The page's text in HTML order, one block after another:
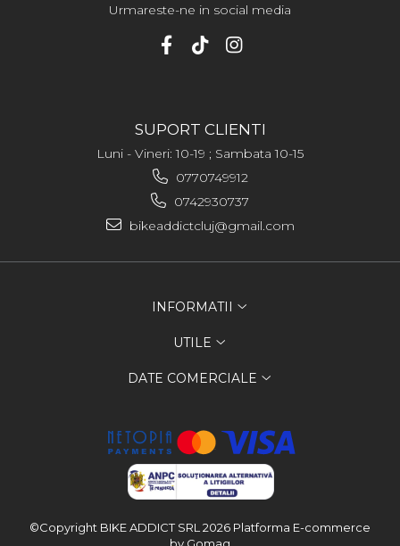
Urmareste-ne in social media
SUPORT CLIENTI
Luni - Vineri: 10-19 ; Sambata 10-15
0770749912
0742930737
bikeaddictcluj@gmail.com
INFORMATII
UTILE
DATE COMERCIALE
©Copyright BIKE ADDICT SRL 2026 Platforma E-commerce